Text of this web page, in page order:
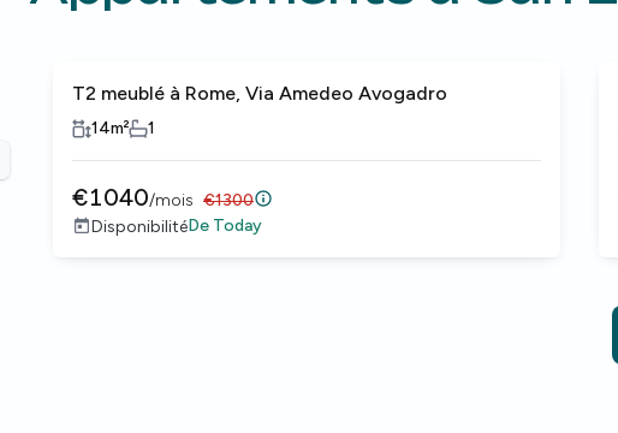
T2 meublé à Rome, Via Amedeo Avogadro
14m² 1
€1040/mois €1300
DisponibilitéDe Today